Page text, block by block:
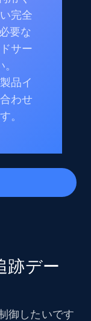
完全
要な
サー
品イ
わせ
。
跡デー
御したいです